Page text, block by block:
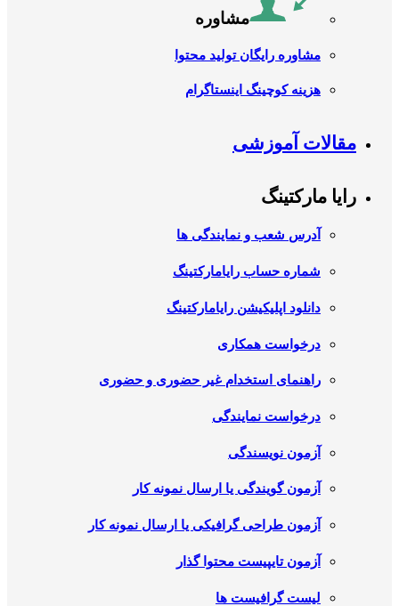
مشاوره
مشاوره رایگان تولید محتوا
هزینه کوچینگ اینستاگرام
مقالات آموزشی
رایا مارکتینگ
آدرس شعب و نمایندگی ها
شماره حساب رایامارکتینگ
دانلود اپلیکیشن رایامارکتینگ
درخواست همکاری
راهنمای استخدام غیر حضوری و حضوری
درخواست نمایندگی
آزمون نویسندگی
آزمون گویندگی یا ارسال نمونه کار
آزمون طراحی گرافیکی یا ارسال نمونه کار
آزمون تایپیست محتوا گذار
لیست گرافیست ها